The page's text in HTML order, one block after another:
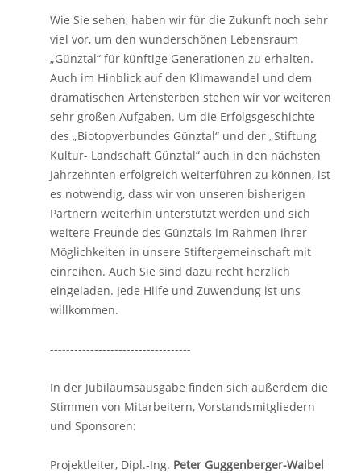
Wie Sie sehen, haben wir für die Zukunft noch sehr
viel vor, um den wunderschönen Lebensraum
„Günztal“ für künftige Generationen zu erhalten.
Auch im Hinblick auf den Klimawandel und dem
dramatischen Artensterben stehen wir vor weiteren
sehr großen Aufgaben. Um die Erfolgsgeschichte
des „Biotopverbundes Günztal“ und der „Stiftung
Kultur- Landschaft Günztal“ auch in den nächsten
Jahrzehnten erfolgreich weiterführen zu können, ist
es notwendig, dass wir von unseren bisherigen
Partnern weiterhin unterstützt werden und sich
weitere Freunde des Günztals im Rahmen ihrer
Möglichkeiten in unsere Stiftergemeinschaft mit
einreihen. Auch Sie sind dazu recht herzlich
eingeladen. Jede Hilfe und Zuwendung ist uns
willkommen.
-----------------------------------
In der Jubiläumsausgabe finden sich außerdem die
Stimmen von Mitarbeitern, Vorstandsmitgliedern
und Sponsoren:
Projektleiter, Dipl.-Ing. Peter Guggenberger-Waibel